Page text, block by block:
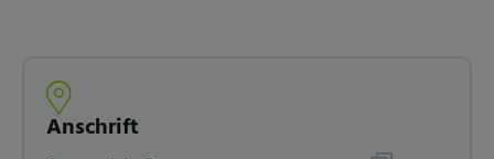
Anschrift